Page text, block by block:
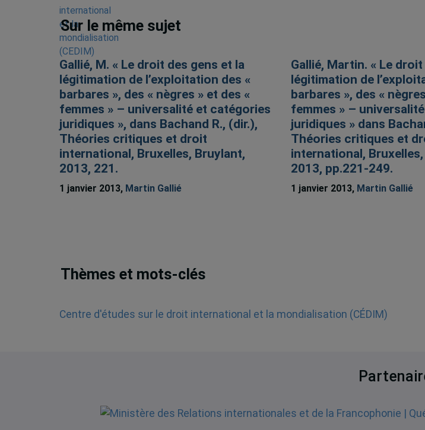
Sur le même sujet
Gallié, M. « Le droit des gens et la
légitimation de l’exploitation des «
barbares », des « nègres » et des «
femmes » – universalité et catégories
juridiques », dans Bachand R., (dir.),
Théories critiques et droit
international, Bruxelles, Bruylant,
2013, 221.
1 janvier 2013, Martin Gallié
Gallié, Martin. « Le
légitimation de
barbares », des «
femmes » –
juridiques » dans
Théories critiques et
international,
2013, pp.221-249.
1 janvier 2013, Martin Gallié
Thèmes et mots-clés
Centre d'études sur le droit international et la mondialisation (CÉDIM)